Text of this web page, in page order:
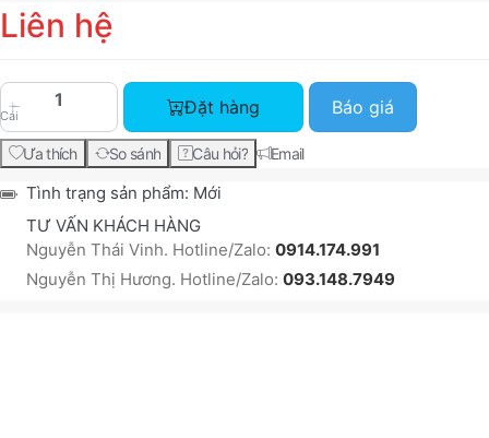
Liên hệ
Cái
HP 965 Yellow Original Ink Cartridge
Đặt hàng Báo giá
Ưa thích So sánh Câu hỏi? Email
Tình trạng sản phẩm: Mới
TƯ VẤN KHÁCH HÀNG
Nguyễn Thái Vinh. Hotline/Zalo: 0914.174.991
Nguyễn Thị Hương. Hotline/Zalo: 093.148.7949